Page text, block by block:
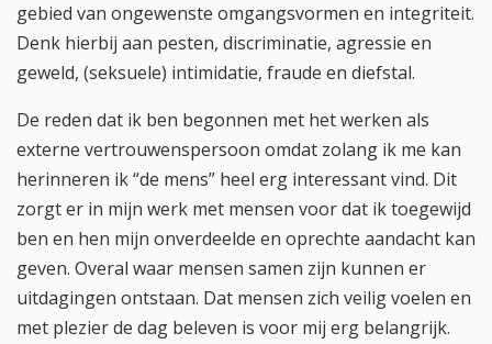
gebied van ongewenste omgangsvormen en integriteit.
Denk hierbij aan pesten, discriminatie, agressie en
geweld, (seksuele) intimidatie, fraude en diefstal.
De reden dat ik ben begonnen met het werken als
externe vertrouwenspersoon omdat zolang ik me kan
herinneren ik “de mens” heel erg interessant vind. Dit
zorgt er in mijn werk met mensen voor dat ik toegewijd
ben en hen mijn onverdeelde en oprechte aandacht kan
geven. Overal waar mensen samen zijn kunnen er
uitdagingen ontstaan. Dat mensen zich veilig voelen en
met plezier de dag beleven is voor mij erg belangrijk.